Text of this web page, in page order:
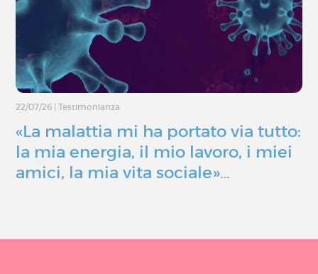
22/07/26 Testimonianza
«La malattia mi ha portato via tutto:
la mia energia, il mio lavoro, i miei
amici, la mia vita sociale»…